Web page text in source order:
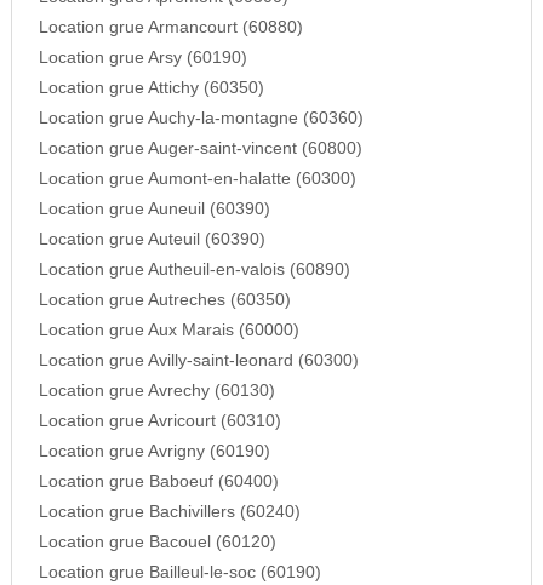
Location grue Armancourt (60880)
Location grue Arsy (60190)
Location grue Attichy (60350)
Location grue Auchy-la-montagne (60360)
Location grue Auger-saint-vincent (60800)
Location grue Aumont-en-halatte (60300)
Location grue Auneuil (60390)
Location grue Auteuil (60390)
Location grue Autheuil-en-valois (60890)
Location grue Autreches (60350)
Location grue Aux Marais (60000)
Location grue Avilly-saint-leonard (60300)
Location grue Avrechy (60130)
Location grue Avricourt (60310)
Location grue Avrigny (60190)
Location grue Baboeuf (60400)
Location grue Bachivillers (60240)
Location grue Bacouel (60120)
Location grue Bailleul-le-soc (60190)